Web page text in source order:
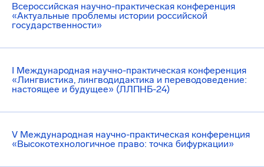
Всероссийская научно-практическая конференция
«Актуальные проблемы истории российской
государственности»
I Международная научно-практическая конференция
«Лингвистика, лингводидактика и переводоведение:
настоящее и будущее» (ЛЛПНБ-24)
V Международная научно-практическая конференция
«Высокотехнологичное право: точка бифуркации»